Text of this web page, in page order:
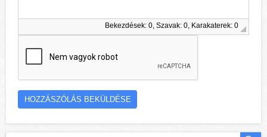
Bekezdések: 0, Szavak: 0, Karakaterek: 0